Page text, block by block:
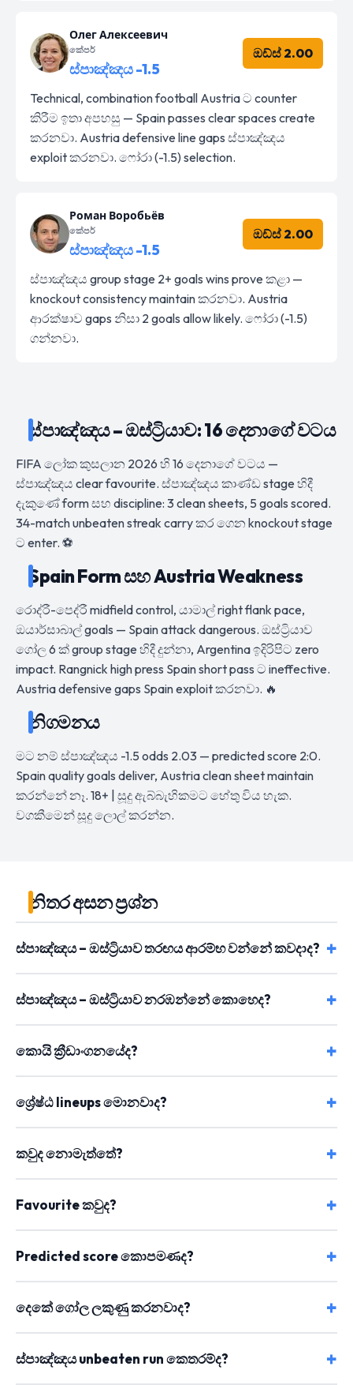
Олег Алексеевич
කේපර්
ස්පාඤ්ඤය -1.5
ඔඩ්ස් 2.00
Technical, combination football Austria ට counter
කිරීම ඉතා අපහසු — Spain passes clear spaces create
කරනවා. Austria defensive line gaps ස්පාඤ්ඤය
exploit කරනවා. ෆෝරා (-1.5) selection.
Роман Воробьёв
කේපර්
ස්පාඤ්ඤය -1.5
ඔඩ්ස් 2.00
ස්පාඤ්ඤය group stage 2+ goals wins prove කළා —
knockout consistency maintain කරනවා. Austria
ආරක්ෂාව gaps නිසා 2 goals allow likely. ෆෝරා (-1.5)
ගන්නවා.
ස්පාඤ්ඤය – ඔස්ට්‍රියාව: 16 දෙනාගේ වටය
FIFA ලෝක කුසලාන 2026 හි 16 දෙනාගේ වටය —
ස්පාඤ්ඤය clear favourite. ස්පාඤ්ඤය කාණ්ඩ stage හිදී
දැකුණේ form සහ discipline: 3 clean sheets, 5 goals scored.
34-match unbeaten streak carry කර ගෙන knockout stage
ට enter. ⚽
Spain Form සහ Austria Weakness
රොද්රී-පෙද්රී midfield control, යාමාල් right flank pace,
ඔයාර්සාබාල් goals — Spain attack dangerous. ඔස්ට්‍රියාව
ගෝල 6 ක් group stage හිදී දුන්නා, Argentina ඉදිරිපිට zero
impact. Rangnick high press Spain short pass ට ineffective.
Austria defensive gaps Spain exploit කරනවා. 🔥
නිගමනය
මට නම් ස්පාඤ්ඤය -1.5 odds 2.03 — predicted score 2:0.
Spain quality goals deliver, Austria clean sheet maintain
කරන්නේ නෑ. 18+ | සූදු ඇබ්බැහිකමට හේතු විය හැක.
වගකීමෙන් සූදු ලොල් කරන්න.
නිතර අසන ප්‍රශ්න
ස්පාඤ්ඤය – ඔස්ට්‍රියාව තරඟය ආරම්භ වන්නේ කවදාද?
ස්පාඤ්ඤය – ඔස්ට්‍රියාව නරඹන්නේ කොහෙද?
කොයි ක්‍රීඩාංගනයේද?
ශ්‍රේෂ්ඨ lineups මොනවාද?
කවුද නොමැත්තේ?
Favourite කවුද?
Predicted score කොපමණද?
දෙකේ ගෝල ලකුණු කරනවාද?
ස්පාඤ්ඤය unbeaten run කෙතරම්ද?